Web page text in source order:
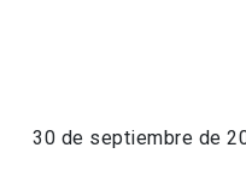
30 de septiembre de